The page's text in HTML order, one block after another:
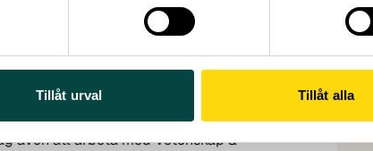
Tillåt urval Tillåt alla
dag utmanats att undervisa
forskare och högstadielärare arbetar jag
& Allmänhets engagemang gentemot
medborgarforskning. Mycket av det sker
förForskarFredag.
även att arbeta med Vetenskap &